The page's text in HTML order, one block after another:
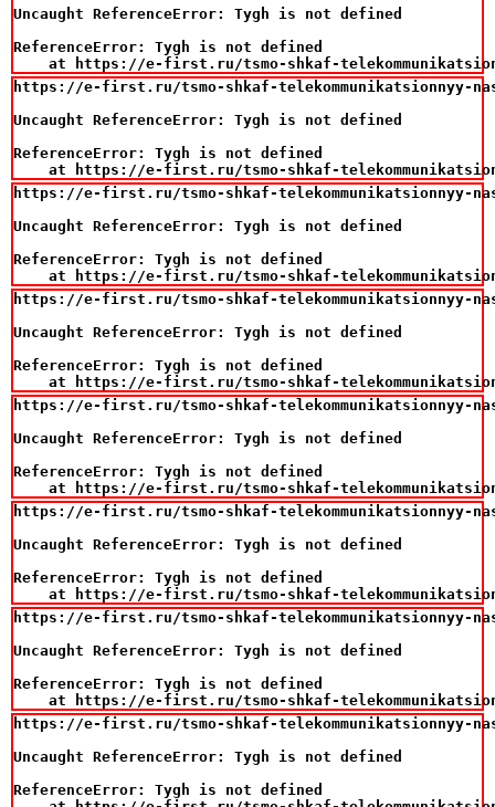
Uncaught ReferenceError: Tygh is not defined
ReferenceError: Tygh is not defined
at https://e-first.ru/tsmo-shkaf-
https://e-first.ru/tsmo-shkaf-telekommunikatsionnyy-
Uncaught ReferenceError: Tygh is not defined
ReferenceError: Tygh is not defined
at https://e-first.ru/tsmo-shkaf-
https://e-first.ru/tsmo-shkaf-telekommunikatsionnyy-
Uncaught ReferenceError: Tygh is not defined
ReferenceError: Tygh is not defined
at https://e-first.ru/tsmo-shkaf-
https://e-first.ru/tsmo-shkaf-telekommunikatsionnyy-
Uncaught ReferenceError: Tygh is not defined
ReferenceError: Tygh is not defined
at https://e-first.ru/tsmo-shkaf-
https://e-first.ru/tsmo-shkaf-telekommunikatsionnyy-
Uncaught ReferenceError: Tygh is not defined
ReferenceError: Tygh is not defined
at https://e-first.ru/tsmo-shkaf-
https://e-first.ru/tsmo-shkaf-telekommunikatsionnyy-
Uncaught ReferenceError: Tygh is not defined
ReferenceError: Tygh is not defined
at https://e-first.ru/tsmo-shkaf-
https://e-first.ru/tsmo-shkaf-telekommunikatsionnyy-
Uncaught ReferenceError: Tygh is not defined
ReferenceError: Tygh is not defined
at https://e-first.ru/tsmo-shkaf-
https://e-first.ru/tsmo-shkaf-telekommunikatsionnyy-
Uncaught ReferenceError: Tygh is not defined
ReferenceError: Tygh is not defined